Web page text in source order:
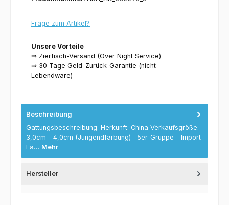
Frage zum Artikel?
Unsere Vorteile
⇒ Zierfisch-Versand (Over Night Service)
⇒ 30 Tage Geld-Zurück-Garantie (nicht
Lebendware)
Beschreibung
Gattungsbeschreibung: Herkunft: China Verkaufsgröße:
3,0cm - 4,0cm (Jungendfärbung) 5er-Gruppe - Import
Fa… Mehr
Hersteller